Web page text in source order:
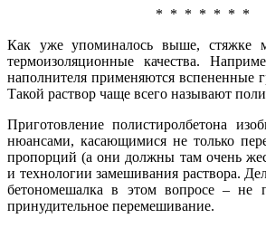
* * * * * * *
Как уже упоминалось выше, стяжке
термоизоляционные качества.
наполнителя применяются вспененные
Такой раствор чаще всего называют
Приготовление полистиролбетона
нюансами, касающимися не только
пропорций (а они должны там очень
и технологии замешивания раствора.
бетономешалка в этом вопросе – не
принудительное перемешивание.